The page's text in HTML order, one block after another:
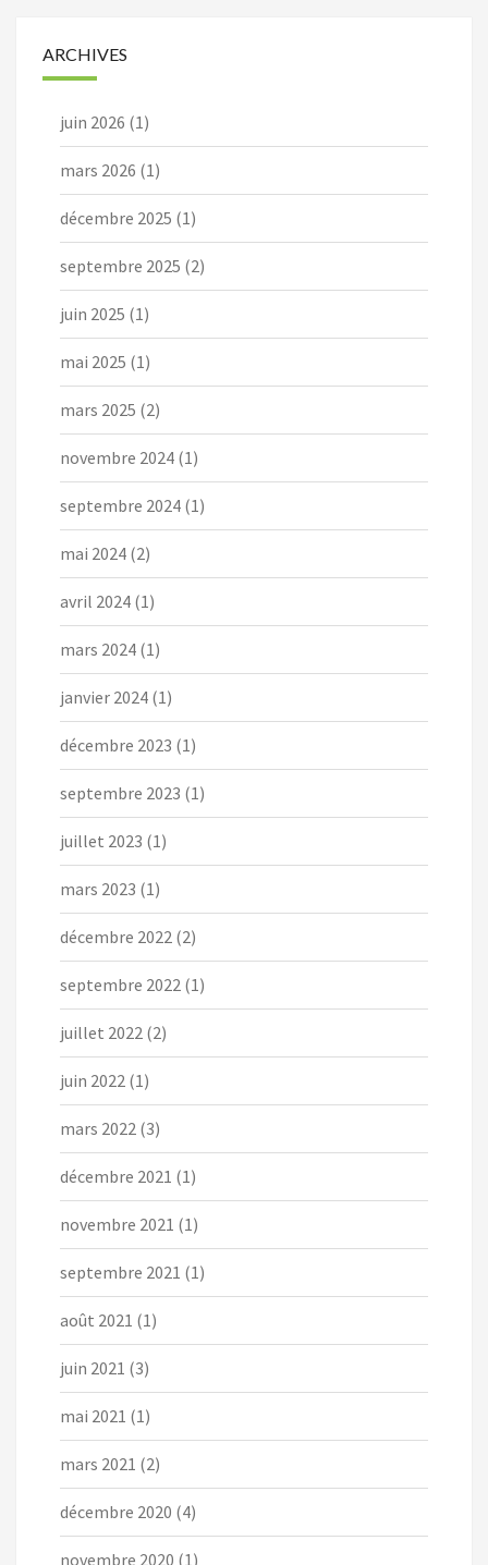
ARCHIVES
juin 2026 (1)
mars 2026 (1)
décembre 2025 (1)
septembre 2025 (2)
juin 2025 (1)
mai 2025 (1)
mars 2025 (2)
novembre 2024 (1)
septembre 2024 (1)
mai 2024 (2)
avril 2024 (1)
mars 2024 (1)
janvier 2024 (1)
décembre 2023 (1)
septembre 2023 (1)
juillet 2023 (1)
mars 2023 (1)
décembre 2022 (2)
septembre 2022 (1)
juillet 2022 (2)
juin 2022 (1)
mars 2022 (3)
décembre 2021 (1)
novembre 2021 (1)
septembre 2021 (1)
août 2021 (1)
juin 2021 (3)
mai 2021 (1)
mars 2021 (2)
décembre 2020 (4)
novembre 2020 (1)